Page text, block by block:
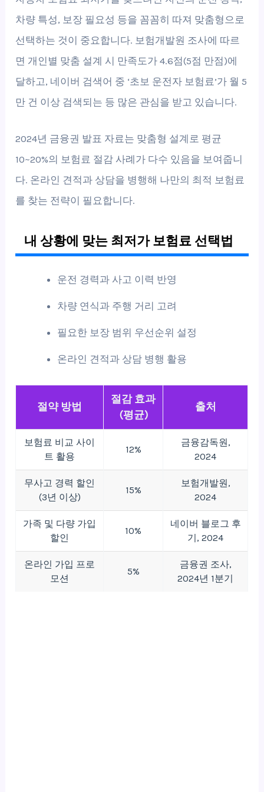
차량 특성, 보장 필요성 등을 꼼꼼히 따져 맞춤형으로
선택하는 것이 중요합니다. 보험개발원 조사에 따르
면 개인별 맞춤 설계 시 만족도가 4.6점(5점 만점)에
달하고, 네이버 검색어 중 ‘초보 운전자 보험료’가 월 5
만 건 이상 검색되는 등 많은 관심을 받고 있습니다.
2024년 금융권 발표 자료는 맞춤형 설계로 평균
10~20%의 보험료 절감 사례가 다수 있음을 보여줍니
다. 온라인 견적과 상담을 병행해 나만의 최적 보험료
를 찾는 전략이 필요합니다.
내 상황에 맞는 최저가 보험료 선택법
운전 경력과 사고 이력 반영
차량 연식과 주행 거리 고려
필요한 보장 범위 우선순위 설정
온라인 견적과 상담 병행 활용
절약 방법
절감 효과
(평균)
출처
보험료 비교 사이
트 활용
12%
금융감독원,
2024
무사고 경력 할인
(3년 이상)
15%
보험개발원,
2024
가족 및 다량 가입
할인
10%
네이버 블로그 후
기, 2024
온라인 가입 프로
모션
5%
금융권 조사,
2024년 1분기